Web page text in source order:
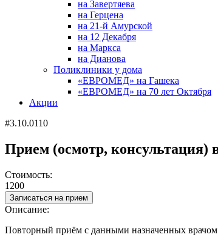
на Завертяева
на Герцена
на 21-й Амурской
на 12 Декабря
на Маркса
на Дианова
Поликлиники у дома
«ЕВРОМЕД» на Гашека
«ЕВРОМЕД» на 70 лет Октября
Акции
#3.10.0110
Прием (осмотр, консультация)
Стоимость:
1200
Записаться на прием
Описание:
Повторный приём с данными назначенных врачом